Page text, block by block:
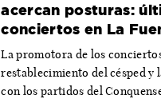
acercan posturas:
conciertos en La
La promotora de los
restablecimiento del césped y
con los partidos del